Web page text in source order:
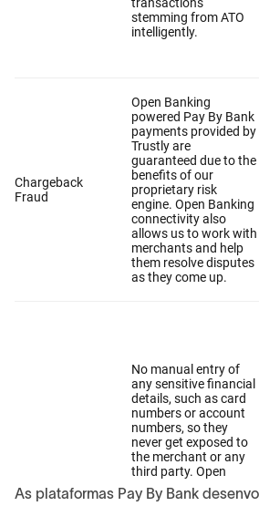
As plataformas Pay By Bank